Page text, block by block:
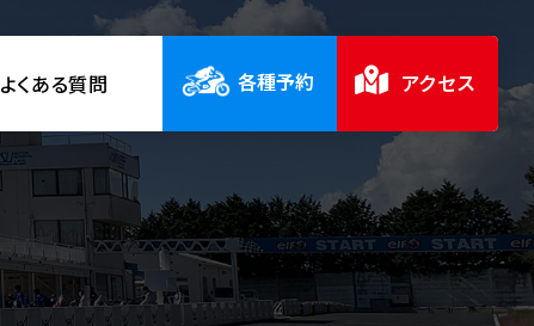
よくある質問 各種予約 アクセス